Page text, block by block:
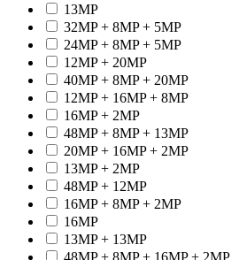
13MP
32MP + 8MP + 5MP
24MP + 8MP + 5MP
12MP + 20MP
40MP + 8MP + 20MP
12MP + 16MP + 8MP
16MP + 2MP
48MP + 8MP + 13MP
20MP + 16MP + 2MP
13MP + 2MP
48MP + 12MP
16MP + 8MP + 2MP
16MP
13MP + 13MP
48MP + 8MP + 16MP + 2MP